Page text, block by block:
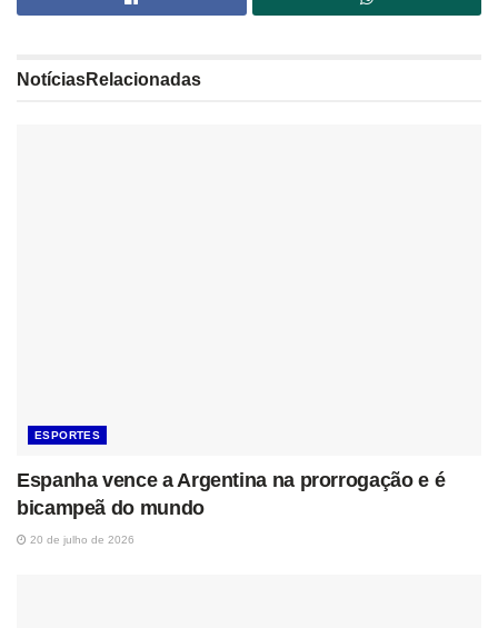
NotíciasRelacionadas
ESPORTES
Espanha vence a Argentina na prorrogação e é
bicampeã do mundo
20 de julho de 2026